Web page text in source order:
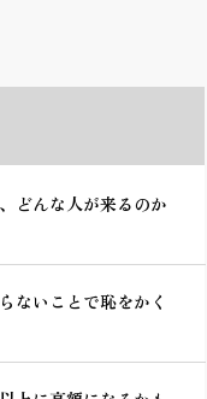
どんな人が来るのか
ないことで恥をかく